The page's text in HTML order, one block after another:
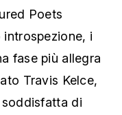
Poets
i
fase più allegra
Travis Kelce,
di